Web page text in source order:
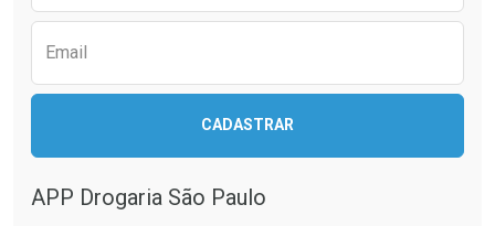
Comprar sem Desconto
Comprar sem Desconto
Comprar sem Desconto
Comprar sem Desconto
Email
CADASTRAR
APP Drogaria São Paulo